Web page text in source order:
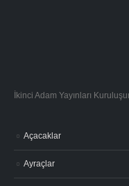
İkinci Adam Yayınları
Açacaklar
Ayraçlar